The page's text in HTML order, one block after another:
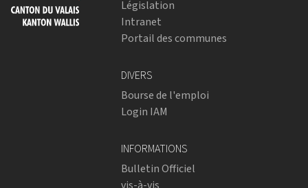
Législation
Intranet
Portail des communes
DIVERS
Bourse de l'emploi
Login IAM
INFORMATIONS
Bulletin Officiel
vis-à-vis